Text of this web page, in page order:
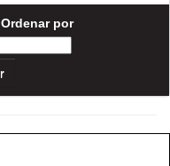
Ordenar por